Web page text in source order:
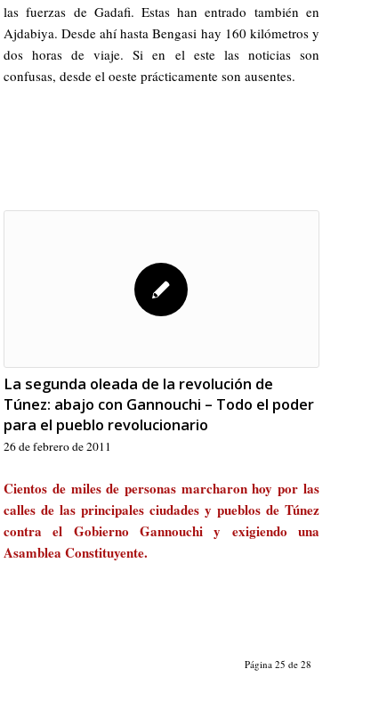
las fuerzas de Gadafi. Estas han entrado también en
Ajdabiya. Desde ahí hasta Bengasi hay 160 kilómetros y
dos horas de viaje. Si en el este las noticias son
confusas, desde el oeste prácticamente son ausentes.
La segunda oleada de la revolución de
Túnez: abajo con Gannouchi – Todo el poder
para el pueblo revolucionario
26 de febrero de 2011
Cientos de miles de personas marcharon hoy por las
calles de las principales ciudades y pueblos de Túnez
contra el Gobierno Gannouchi y exigiendo una
Asamblea Constituyente.
Página 25 de 28